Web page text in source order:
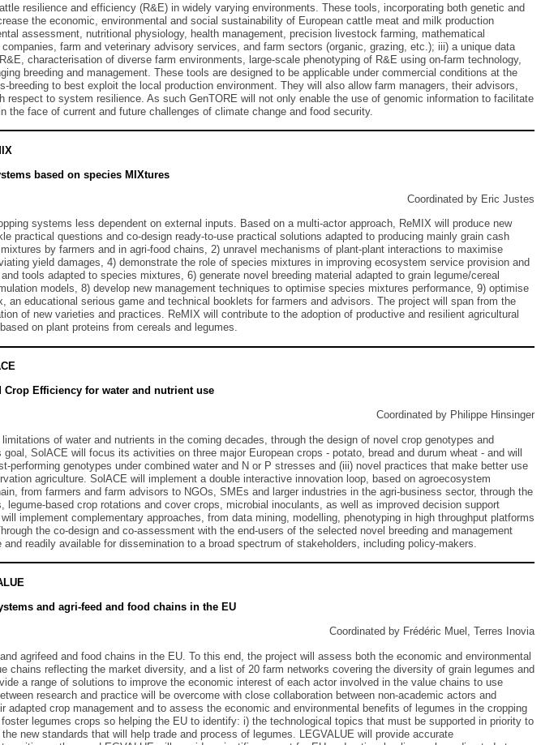
resilience and efficiency (R&E) in widely varying environments. These tools, incorporating both genetic and
the economic, environmental and social sustainability of European cattle meat and milk production
assessment, nutritional physiology, health management, precision livestock farming, mathematical
farm and veterinary advisory services, and farm sectors (organic, grazing, etc.); iii) a unique data
characterisation of diverse farm environments, large-scale phenotyping of R&E using on-farm technology,
breeding and management. These tools are designed to be applicable under commercial conditions at the
breeding to best exploit the local production environment. They will also allow farm managers, their advisors,
to system resilience. As such GenTORE will not only enable the use of genomic information to facilitate
face of current and future challenges of climate change and food security.
based on species MIXtures
Coordinated by Eric Justes
systems less dependent on external inputs. Based on a multi-actor approach, ReMIX will produce new
questions and co-design ready-to-use practical solutions adapted to producing mainly grain cash
by farmers and in agri-food chains, 2) unravel mechanisms of plant-plant interactions to maximise
yield damages, 4) demonstrate the role of species mixtures in improving ecosystem service provision and
tools adapted to species mixtures, 6) generate novel breeding material adapted to grain legume/cereal
models, 8) develop new management techniques to optimise species mixtures performance, 9) optimise
educational serious game and technical booklets for farmers and advisors. The project will span from the
of new varieties and practices. ReMIX will contribute to the adoption of productive and resilient agricultural
on plant proteins from cereals and legumes.
Efficiency for water and nutrient use
Coordinated by Philippe Hinsinger
of water and nutrients in the coming decades, through the design of novel crop genotypes and
SolACE will focus its activities on three major European crops - potato, bread and durum wheat - and will
genotypes under combined water and N or P stresses and (iii) novel practices that make better use
agriculture. SolACE will implement a double interactive innovation loop, based on agroecosystem
from farmers and farm advisors to NGOs, SMEs and larger industries in the agri-business sector, through the
based crop rotations and cover crops, microbial inoculants, as well as improved decision support
implement complementary approaches, from data mining, modelling, phenotyping in high throughput platforms
the co-design and co-assessment with the end-users of the selected novel breeding and management
readily available for dissemination to a broad spectrum of stakeholders, including policy-makers.
and agri-feed and food chains in the EU
Coordinated by Frédéric Muel, Terres Inovia
agrifeed and food chains in the EU. To this end, the project will assess both the economic and environmental
reflecting the market diversity, and a list of 20 farm networks covering the diversity of grain legumes and
a range of solutions to improve the economic interest of each actor involved in the value chains to use
research and practice will be overcome with close collaboration between non-academic actors and
crop management and to assess the economic and environmental benefits of legumes in the cropping
legumes crops so helping the EU to identify: i) the technological topics that must be supported in priority to
new standards that will help trade and process of legumes. LEGVALUE will provide accurate